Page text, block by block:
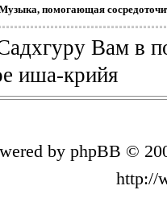
помогающая
Вам в
иша-крийя
by phpBB ©
http://